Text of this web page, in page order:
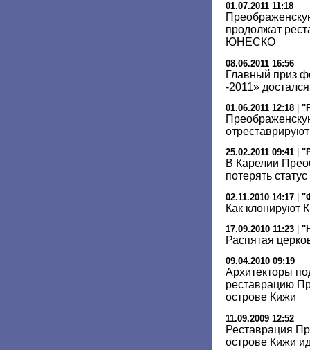
01.07.2011 11:18
продолжат
ЮНЕСКО
08.06.2011 16:56
Главный приз
-2011»
01.06.2011 12:18
25.02.2011 09:41
В Карелии
потерять
02.11.2010 14:17 |
Как клонируют
17.09.2010 11:23
Распятая
09.04.2010 09:19
Архитекторы
реставрацию
острове Кижи
11.09.2009 12:52
Реставрация
острове Кижи